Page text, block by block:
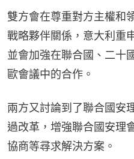
雙方會在尊重對方主權和
戰略夥伴關係，意大利重
並會加強在聯合國、二十
歐會議中的合作。
兩方又討論到了聯合國安
過改革，增強聯合國安理
協商等尋求解決方案。